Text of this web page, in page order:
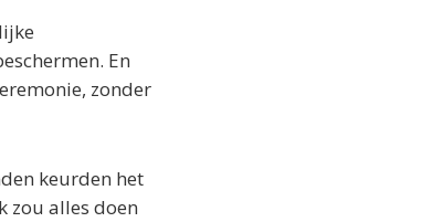
En
zonder
keurden het
zou alles doen